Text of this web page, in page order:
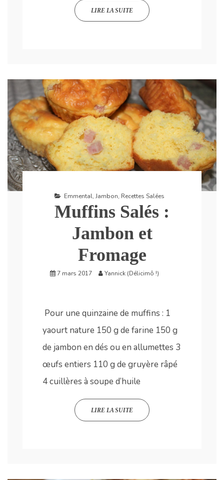
LIRE LA SUITE
Emmental, Jambon, Recettes Salées
Muffins Salés :
Jambon et
Fromage
7 mars 2017 Yannick (Délicimô !)
Pour une quinzaine de muffins : 1
yaourt nature 150 g de farine 150 g
de jambon en dés ou en allumettes 3
œufs entiers 110 g de gruyère râpé
4 cuillères à soupe d’huile
LIRE LA SUITE